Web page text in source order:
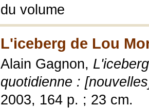
du volume
L'iceberg de Lou
Alain Gagnon,
quotidienne :
2003, 164 p. ; 23 cm.